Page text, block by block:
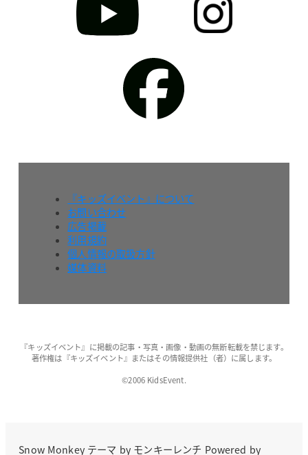
『キッズイベント』について
お問い合わせ
広告掲載
利用規約
個人情報の取扱方針
媒体資料
『キッズイベント』に掲載の記事・写真・画像・動画の無断転載を禁じます。
著作権は『キッズイベント』またはその情報提供社（者）に属します。
©2006 KidsEvent.
Snow Monkeyテーマ by モンキーレンチ Powered by